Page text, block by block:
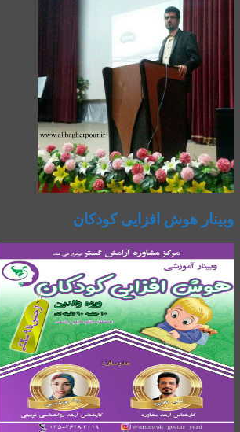
وبینار هوش افزایی کودکان